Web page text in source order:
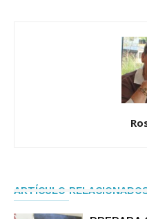
ARTÍCULO